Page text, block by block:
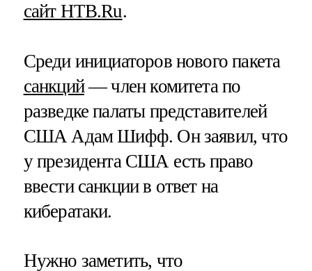
сайт НТВ.Ru.
Среди инициаторов нового пакета
санкций— член комитета по
разведке палаты представителей
США Адам Шифф. Он заявил, что
у президента США есть право
ввести санкции в ответ на
кибератаки.
Нужно заметить, что